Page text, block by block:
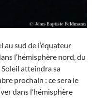
au sud de l’équateur
l’hémisphère nord, du
Soleil atteindra sa
prochain : ce sera le
dans l’hémisphère